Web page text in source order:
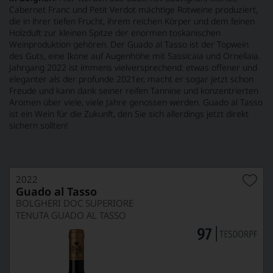
Cabernet Franc und Petit Verdot mächtige Rotweine produziert,
die in ihrer tiefen Frucht, ihrem reichen Körper und dem feinen
Holzduft zur kleinen Spitze der enormen toskanischen
Weinproduktion gehören. Der Guado al Tasso ist der Topwein
des Guts, eine Ikone auf Augenhöhe mit Sassicaia und Ornellaia.
Jahrgang 2022 ist immens vielversprechend: etwas offener und
eleganter als der profunde 2021er, macht er sogar jetzt schon
Freude und kann dank seiner reifen Tannine und konzentrierten
Aromen über viele, viele Jahre genossen werden. Guado al Tasso
ist ein Wein für die Zukunft, den Sie sich allerdings jetzt direkt
sichern sollten!
2022
Guado al Tasso
BOLGHERI DOC SUPERIORE
TENUTA GUADO AL TASSO